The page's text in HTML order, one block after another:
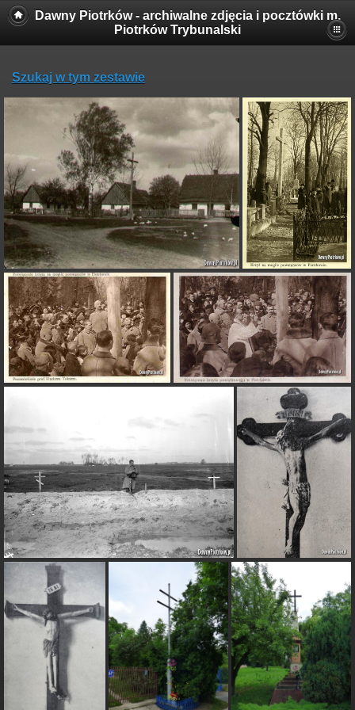
Dawny Piotrków - archiwalne zdjęcia i pocztówki m.
Piotrków Trybunalski
Szukaj w tym zestawie